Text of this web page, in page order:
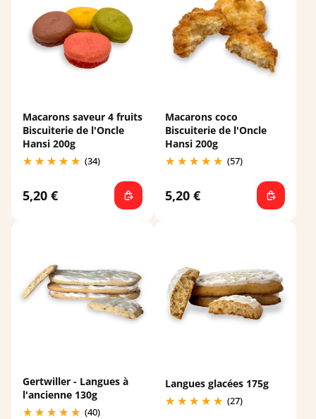
Macarons saveur 4 fruits
Biscuiterie de l'Oncle
Hansi 200g
(34)
5,20 €
Macarons coco
Biscuiterie de l'Oncle
Hansi 200g
(57)
5,20 €
Gertwiller - Langues à
l'ancienne 130g
(40)
Langues glacées 175g
(27)